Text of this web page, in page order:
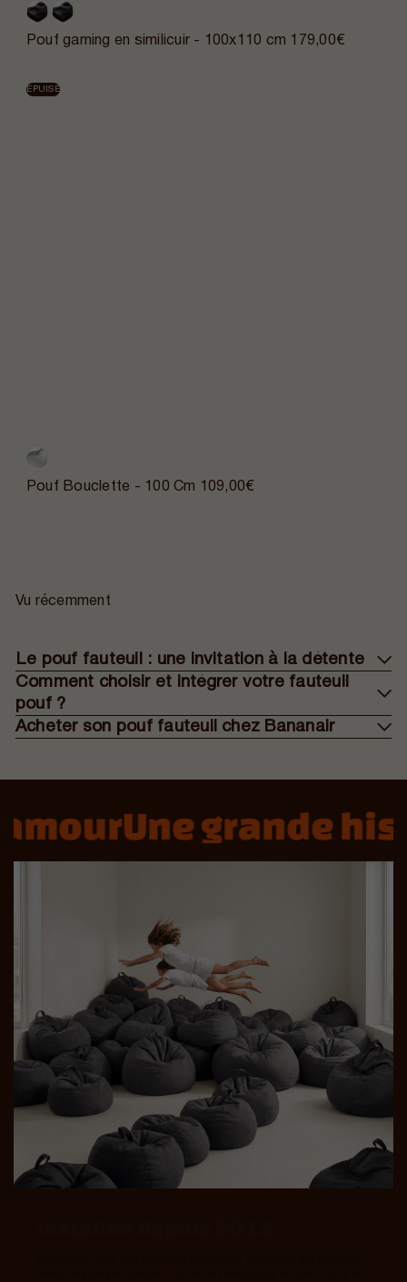
Pouf gaming en similicuir - 100x110 cm 179,00€
ÉPUISÉ
Pouf Bouclette - 100 Cm 109,00€
Vu récemment
Le pouf fauteuil : une invitation à la détente
Comment choisir et intégrer votre fauteuil
pouf ?
Acheter son pouf fauteuil chez Bananair
Une grande